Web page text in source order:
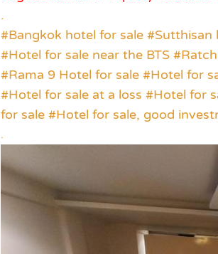
.
#Bangkok hotel for sale
#Hotel for sale near the BTS
#Rama 9 Hotel for sale #Hotel for
#Hotel for sale at a loss #Hotel for
for sale #Hotel for sale, good
.